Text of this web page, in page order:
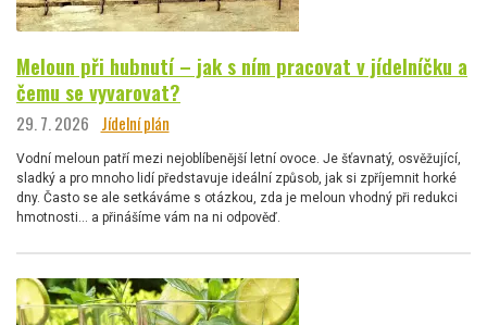
Meloun při hubnutí – jak s ním pracovat v jídelníčku a
čemu se vyvarovat?
29. 7. 2026 Jídelní plán
Vodní meloun patří mezi nejoblíbenější letní ovoce. Je šťavnatý, osvěžující,
sladký a pro mnoho lidí představuje ideální způsob, jak si zpříjemnit horké
dny. Často se ale setkáváme s otázkou, zda je meloun vhodný při redukci
hmotnosti… a přinášíme vám na ni odpověď.